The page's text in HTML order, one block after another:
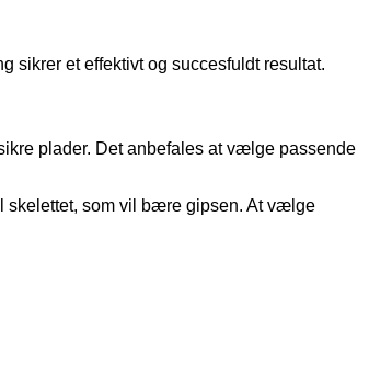
sikrer et effektivt og succesfuldt resultat.
plader. Det anbefales at vælge passende
skelettet, som vil bære gipsen. At vælge